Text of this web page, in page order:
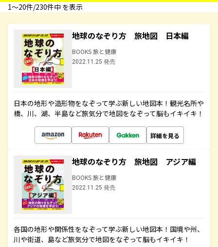
1〜20件/230件中 を表示
地球のなぞり方 旅地図 日本編
BOOKS 旅と健康
2022.11.25 発売
日本の地形や造形物をなぞって学ぶ新しい地図本！観光名所や
橋、川、湖、半島など旅気分で地図をなぞって脳もイキイキ！
詳細を見る
地球のなぞり方 旅地図 アジア編
BOOKS 旅と健康
2022.11.25 発売
各国の地形や関係性をなぞって学ぶ新しい地図本！国境や州、
川や街道、島など旅気分で地図をなぞって脳もイキイキ！